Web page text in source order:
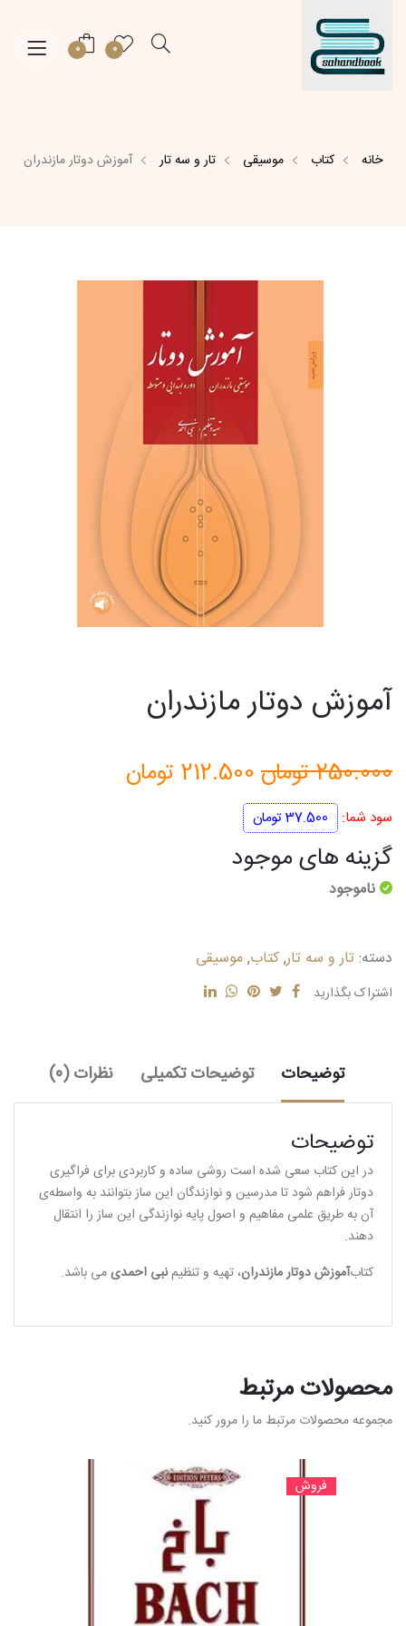
0
0
خانه کتاب موسیقی تار و سه تار آموزش دوتار مازندران
آموزش دوتار مازندران
250.000تومانقیمت
اصلی
212.500 تومان
سود شما: 37.500تومان
گزینه های موجود
ناموجود
دسته:تار و سه تار,کتاب,موسیقی
اشتراک بگذارید
توضیحات توضیحات تکمیلی نظرات (0)
توضیحات
در این کتاب سعی شده است روشی ساده و کاربردی برای فراگیری
دوتار فراهم شود تا مدرسین و نوازندگان این ساز بتوانند به‌ واسطه‌ی
آن به طریق علمی مفاهیم و اصول پایه نوازندگی این ساز را انتقال
دهند.
کتابآموزش دوتار مازندران، تهیه و تنظیمنبی احمدیمی باشد.
محصولات مرتبط
مجموعه محصولات مرتبط ما را مرور کنید.
فروش